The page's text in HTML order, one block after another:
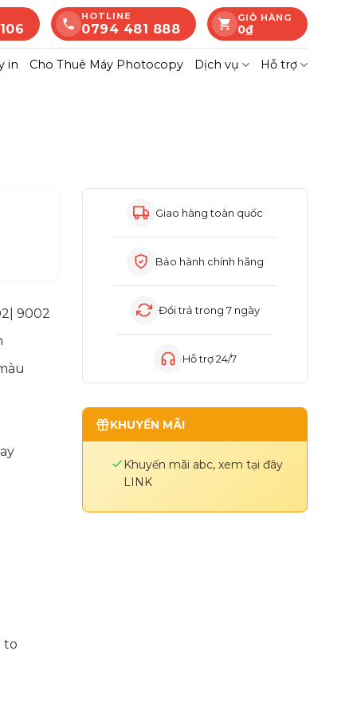
HOTLINE
0794 481 888
GIỎ HÀNG
0₫
in Cho Thuê Máy Photocopy Dịch vụ Hỗ trợ
9002
to
Giao hàng toàn quốc
Bảo hành chính hãng
Đổi trả trong 7 ngày
Hỗ trợ 24/7
KHUYẾN MÃI
Khuyến mãi abc, xem tại đây
LINK